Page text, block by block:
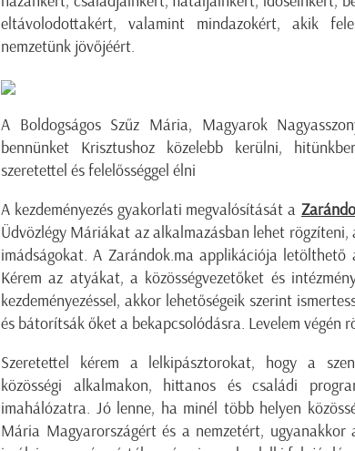
eltávolodottakért, valamint mindazokért, akik
nemzetünk jövőjéért.
A Boldogságos Szűz Mária, Magyarok
bennünket Krisztushoz közelebb kerülni,
szeretettel és felelősséggel élni
A kezdeményezés gyakorlati megvalósítását a
Üdvözlégy Máriákat az alkalmazásban lehet
imádságokat. A Zarándok.ma applikációja letölthető
Kérem az atyákat, a közösségvezetőket és
kezdeményezéssel, akkor lehetőségeik szerint
és bátorítsák őket a bekapcsolódásra. Levelem végén
Szeretettel kérem a lelkipásztorokat, hogy a
közösségi alkalmakon, hittanos és családi
imahálózatra. Jó lenne, ha minél több helyen
Mária Magyarországért és a nemzetért,